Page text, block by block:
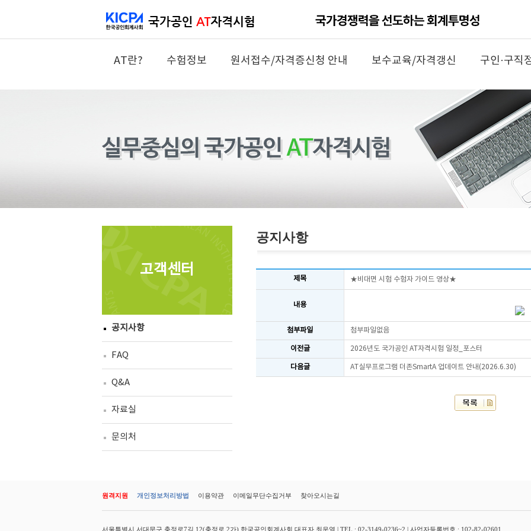
AT란? 수험정보 원서접수/자격증신청 안내 보수교육/자격갱신 구인·구직
고객센터
공지사항
FAQ
Q&A
자료실
문의처
공지사항
제목 ★비대면 시험 수험자 가이드 영상★
내용
첨부파일 첨부파일없음
이전글 2026년도 국가공인 AT자격시험 일정_포스터
다음글 AT실무프로그램 더존SmartA 업데이트 안내(2026.6.30)
원격지원 개인정보처리방법 이용약관 이메일무단수집거부 찾아오시는길
서울특별시 서대문구 충정로7길 12(충정로 2가) 한국공인회계사회 대표자 최운열 | TEL : 02-3149-0236~2 | 사업자등록번호 : 102-82-02601